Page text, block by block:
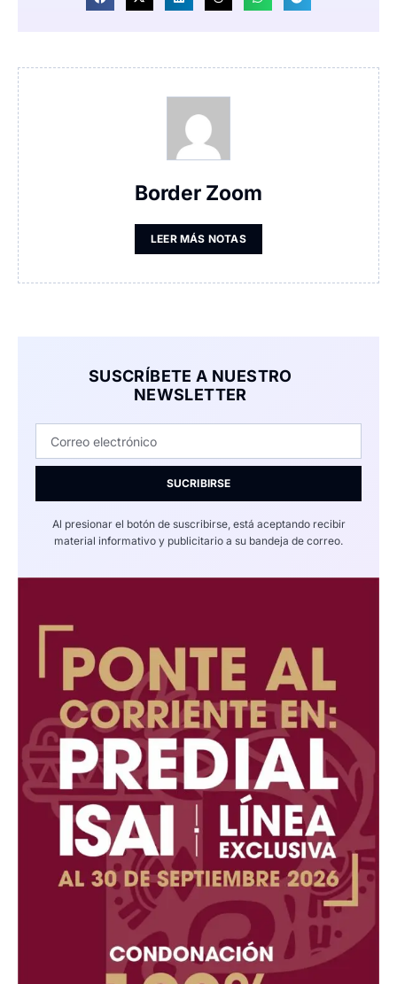
Border Zoom
LEER MÁS NOTAS
SUSCRÍBETE A NUESTRO
NEWSLETTER
SUCRIBIRSE
Al presionar el botón de suscribirse, está aceptando recibir
material informativo y publicitario a su bandeja de correo.